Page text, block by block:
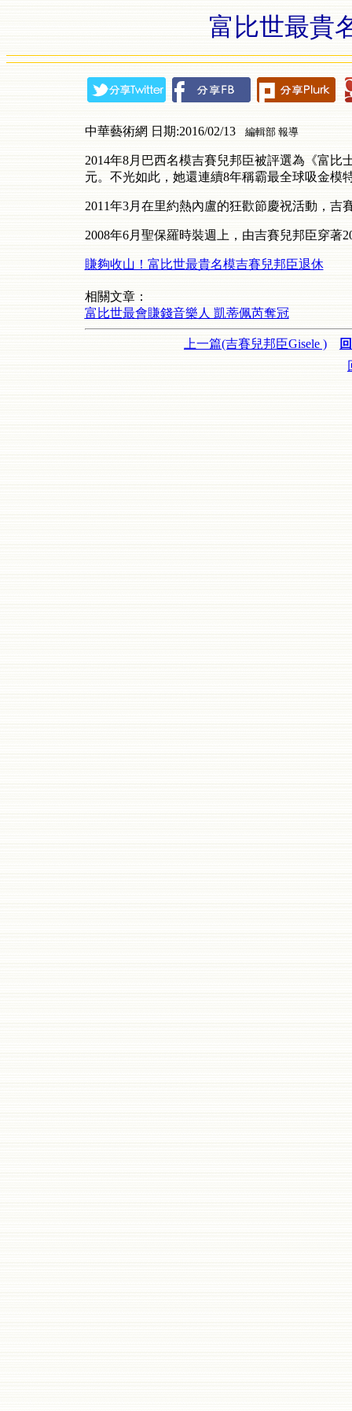
富比世最貴
中華藝術網 日期:2016/02/13 編輯部 報導
2014年8月巴西名模吉賽兒邦臣被評選為《富比
元。不光如此，她還連續8年稱霸最全球吸金模
2011年3月在里約熱內盧的狂歡節慶祝活動，吉
2008年6月聖保羅時裝週上，由吉賽兒邦臣穿著
賺夠收山！富比世最貴名模吉賽兒邦臣退休
相關文章：
富比世最會賺錢音樂人 凱蒂佩芮奪冠
上一篇(吉賽兒邦臣Gisele )